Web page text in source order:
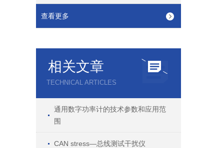
查看更多
相关文章
TECHNICAL ARTICLES
通用数字功率计的技术参数和应用范
围
CAN stress—总线测试干扰仪